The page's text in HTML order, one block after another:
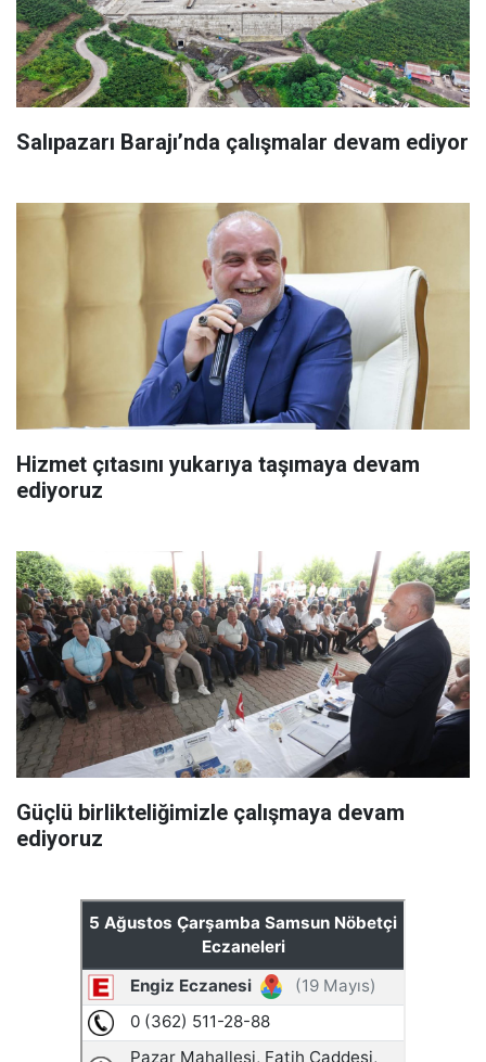
Salıpazarı Barajı’nda çalışmalar devam ediyor
Hizmet çıtasını yukarıya taşımaya devam
ediyoruz
Güçlü birlikteliğimizle çalışmaya devam
ediyoruz